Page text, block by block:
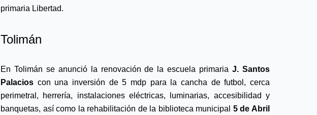
primaria Libertad.
Tolimán
En Tolimán se anunció la renovación de la escuela primaria J. Santos
Palacios con una inversión de 5 mdp para la cancha de futbol, cerca
perimetral, herrería, instalaciones eléctricas, luminarias, accesibilidad y
banquetas, así como la rehabilitación de la biblioteca municipal